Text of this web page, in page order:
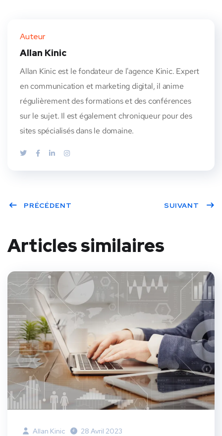
Auteur
Allan Kinic
Allan Kinic est le fondateur de l'agence Kinic. Expert
en communication et marketing digital, il anime
régulièrement des formations et des conférences
sur le sujet. Il est également chroniqueur pour des
sites spécialisés dans le domaine.
PRÉCÉDENT SUIVANT
Articles similaires
Allan Kinic 28 Avril 2023